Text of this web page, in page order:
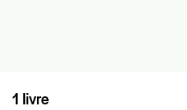
1 livre